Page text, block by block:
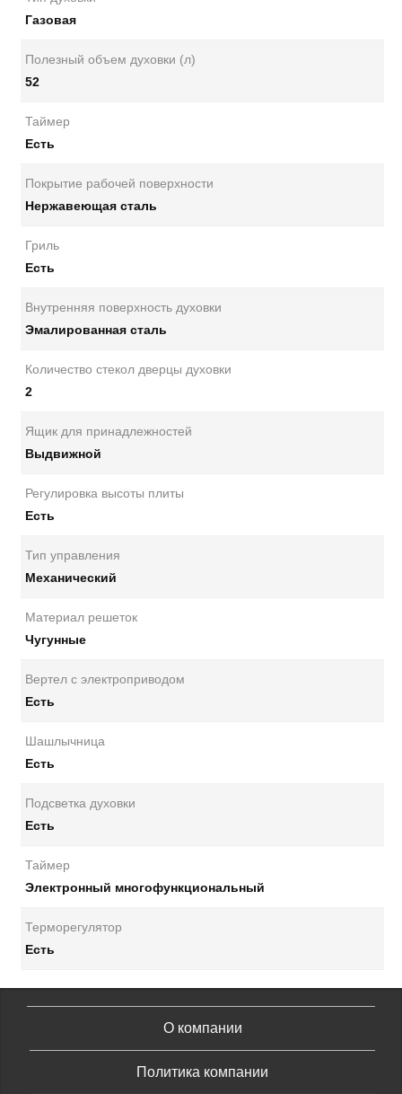
Газовая
Полезный объем духовки (л)
52
Таймер
Есть
Покрытие рабочей поверхности
Нержавеющая сталь
Гриль
Есть
Внутренняя поверхность духовки
Эмалированная сталь
Количество стекол дверцы духовки
2
Ящик для принадлежностей
Выдвижной
Регулировка высоты плиты
Есть
Тип управления
Механический
Материал решеток
Чугунные
Вертел с электроприводом
Есть
Шашлычница
Есть
Подсветка духовки
Есть
Таймер
Электронный многофункциональный
Терморегулятор
Есть
О компании
Политика компании